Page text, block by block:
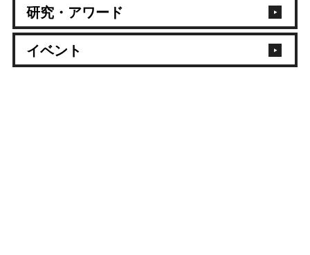
研究・アワード
イベント